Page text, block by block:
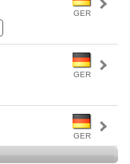
GER
GER
GER